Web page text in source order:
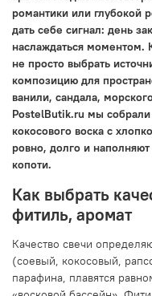
романтики или глубокой
дать себе сигнал: день
наслаждаться моментом.
не просто выбрать
композицию для
ванили, сандала,
PostelButik.ru мы
кокосового воска с
ровно, долго и
копоти.
Как выбрать
фитиль, аромат
Качество свечи
(соевый, кокосовый,
парафина, плавятся